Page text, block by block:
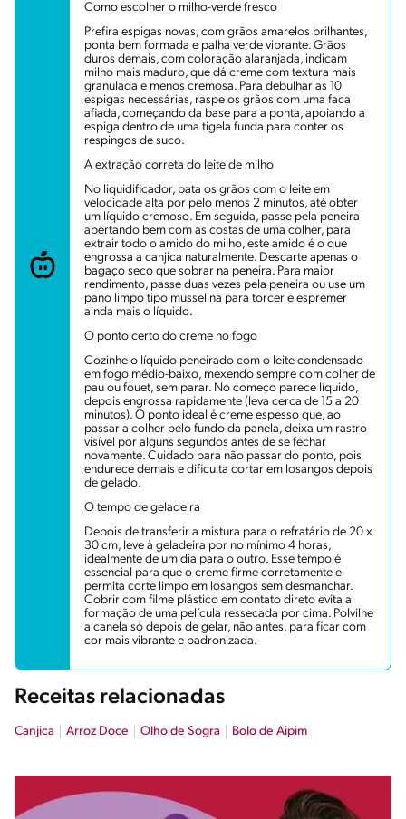
Como escolher o milho-verde fresco
Prefira espigas novas, com grãos amarelos brilhantes,
ponta bem formada e palha verde vibrante. Grãos
duros demais, com coloração alaranjada, indicam
milho mais maduro, que dá creme com textura mais
granulada e menos cremosa. Para debulhar as 10
espigas necessárias, raspe os grãos com uma faca
afiada, começando da base para a ponta, apoiando a
espiga dentro de uma tigela funda para conter os
respingos de suco.
A extração correta do leite de milho
No liquidificador, bata os grãos com o leite em
velocidade alta por pelo menos 2 minutos, até obter
um líquido cremoso. Em seguida, passe pela peneira
apertando bem com as costas de uma colher, para
extrair todo o amido do milho, este amido é o que
engrossa a canjica naturalmente. Descarte apenas o
bagaço seco que sobrar na peneira. Para maior
rendimento, passe duas vezes pela peneira ou use um
pano limpo tipo musselina para torcer e espremer
ainda mais o líquido.
O ponto certo do creme no fogo
Cozinhe o líquido peneirado com o leite condensado
em fogo médio-baixo, mexendo sempre com colher de
pau ou fouet, sem parar. No começo parece líquido,
depois engrossa rapidamente (leva cerca de 15 a 20
minutos). O ponto ideal é creme espesso que, ao
passar a colher pelo fundo da panela, deixa um rastro
visível por alguns segundos antes de se fechar
novamente. Cuidado para não passar do ponto, pois
endurece demais e dificulta cortar em losangos depois
de gelado.
O tempo de geladeira
Depois de transferir a mistura para o refratário de 20 x
30 cm, leve à geladeira por no mínimo 4 horas,
idealmente de um dia para o outro. Esse tempo é
essencial para que o creme firme corretamente e
permita corte limpo em losangos sem desmanchar.
Cobrir com filme plástico em contato direto evita a
formação de uma película ressecada por cima. Polvilhe
a canela só depois de gelar, não antes, para ficar com
cor mais vibrante e padronizada.
Receitas relacionadas
Canjica Arroz Doce Olho de Sogra Bolo de Aipim